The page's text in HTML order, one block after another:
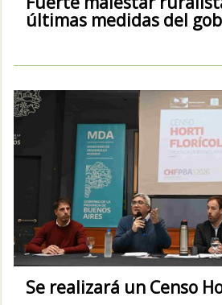
últimas medidas del
Se realizará un Censo